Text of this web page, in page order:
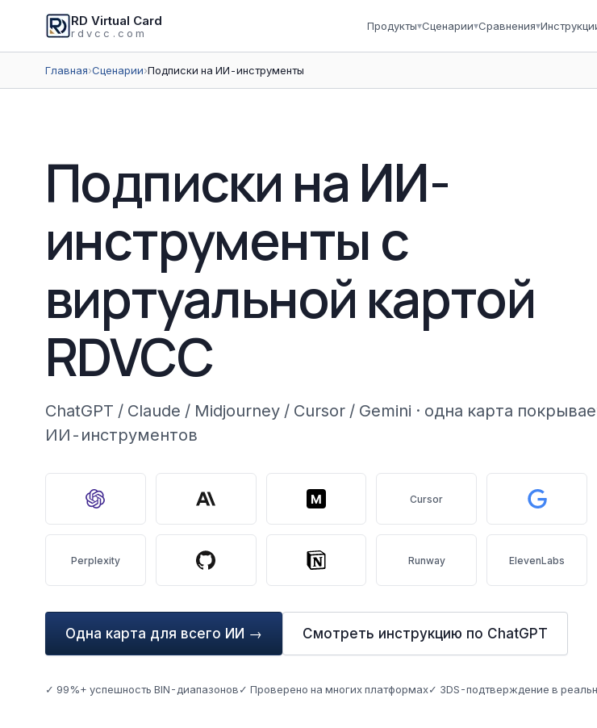
RD Virtual Card
rdvcc.com
Продукты▾Сценарии▾Сравнения▾
Главная›Сценарии›Подписки на ИИ-инструменты
Подписки на ИИ-
инструменты с
виртуальной картой
RDVCC
ChatGPT / Claude / Midjourney / Cursor / Gemini · одна карта
ИИ-инструментов
M Cursor
Perplexity Runway ElevenLabs
Одна карта для всего ИИ → Смотреть инструкцию по ChatGPT
✓ 99%+ успешность BIN-диапазонов✓ Проверено на многих платформах✓ 3DS-подтверждение в